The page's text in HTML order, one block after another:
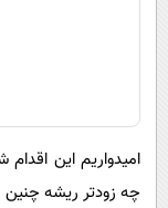
امیدواریم این
چه زودتر ریشه چنین